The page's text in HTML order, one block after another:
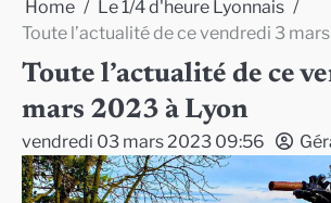
Home
Le 1/4 d'heure Lyonnais
Toute l’actualité de ce vendredi 3
Toute l’actualité de ce
mars 2023 à Lyon
vendredi 03 mars 2023 09:56